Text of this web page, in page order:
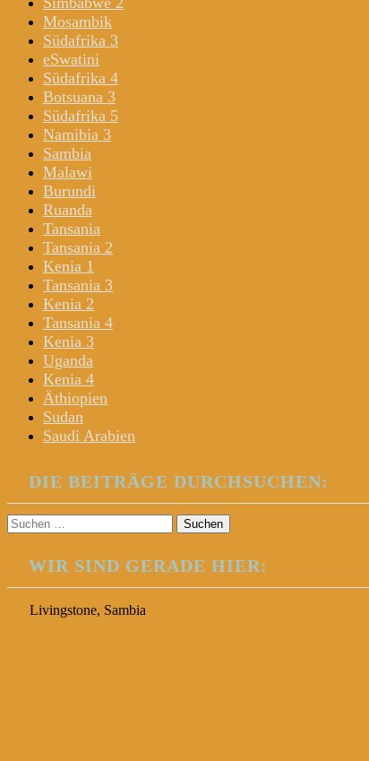
Mosambik
Südafrika 3
eSwatini
Südafrika 4
Botsuana 3
Südafrika 5
Namibia 3
Sambia
Malawi
Burundi
Ruanda
Tansania
Tansania 2
Kenia 1
Tansania 3
Kenia 2
Tansania 4
Kenia 3
Uganda
Kenia 4
Äthiopien
Sudan
Saudi Arabien
DIE BEITRÄGE DURCHSUCHEN:
Suchen
nach:
WIR SIND GERADE HIER:
Livingstone, Sambia